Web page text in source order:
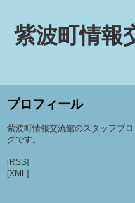
紫波町情報
プロフィール
紫波町情報交流館のスタッフブロ
グです。
[RSS]
[XML]